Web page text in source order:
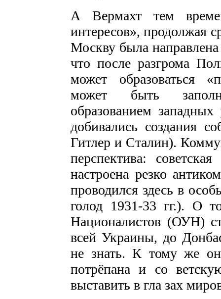
А Вермахт тем
интересов», продолжая
Москву была
что после разгрома
может образоваться
может быть
образованием
добивались создания
Гитлер и Сталин).
перспектива:
настроена резко
проводился здесь в
голод 1931-33 гг.). О
Националистов (ОУН)
всей Украины, до
не знать. К тому же
потрёпана и со­
выставить в гла­ зах